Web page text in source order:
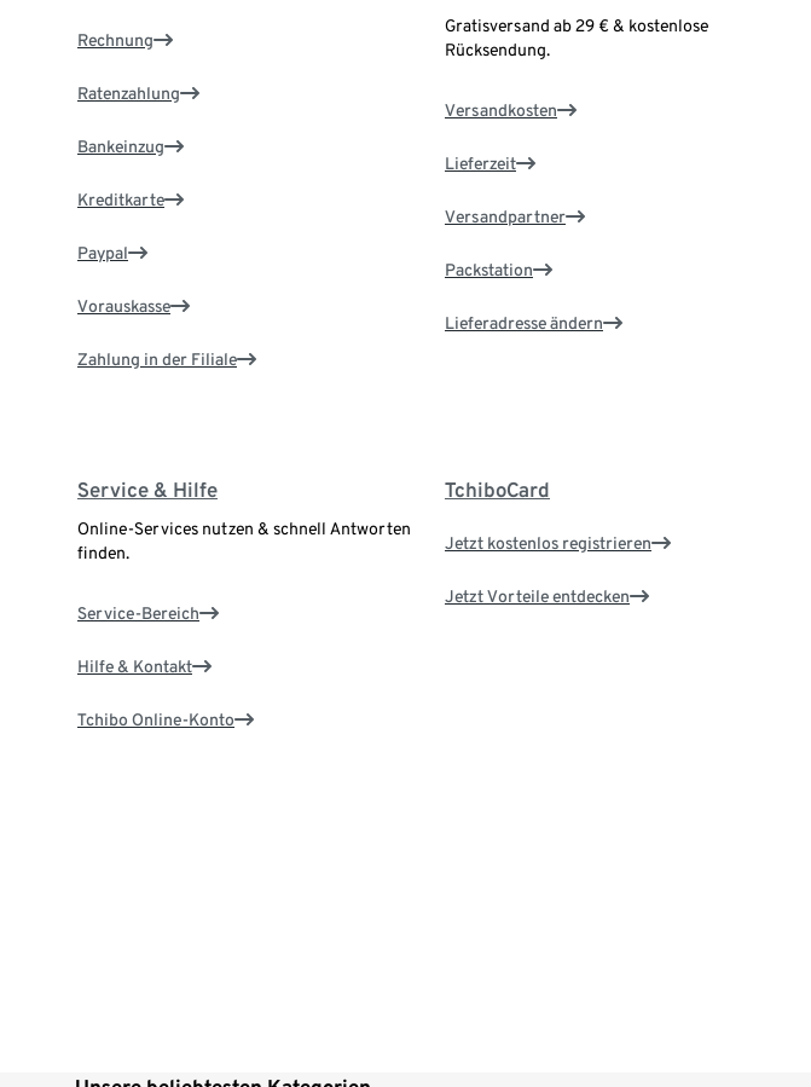
Rechnung
Ratenzahlung
Bankeinzug
Kreditkarte
Paypal
Vorauskasse
Zahlung in der Filiale
Gratisversand ab 29 € & kostenlose
Rücksendung.
Versandkosten
Lieferzeit
Versandpartner
Packstation
Lieferadresse ändern
Service & Hilfe
Online-Services nutzen & schnell Antworten
finden.
Service-Bereich
Hilfe & Kontakt
Tchibo Online-Konto
TchiboCard
Jetzt kostenlos registrieren
Jetzt Vorteile entdecken